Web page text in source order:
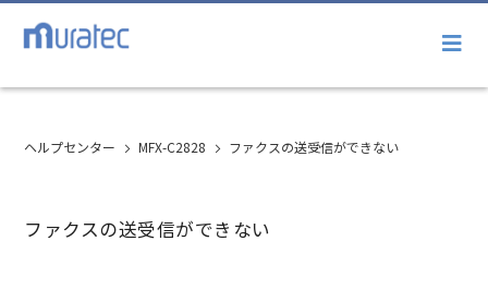
ヘルプセンター MFX-C2828 ファクスの送受信ができない
ファクスの送受信ができない